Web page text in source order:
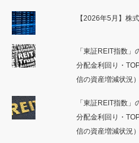
【2026年5月】株
「東証REIT指数
分配金利回り・
信の資産増減状況）
「東証REIT指数
分配金利回り・
信の資産増減状況）